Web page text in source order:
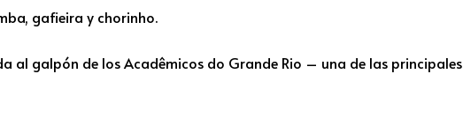
gafieira y chorinho.
al galpón de los Acadêmicos do Grande Rio – una de las principales